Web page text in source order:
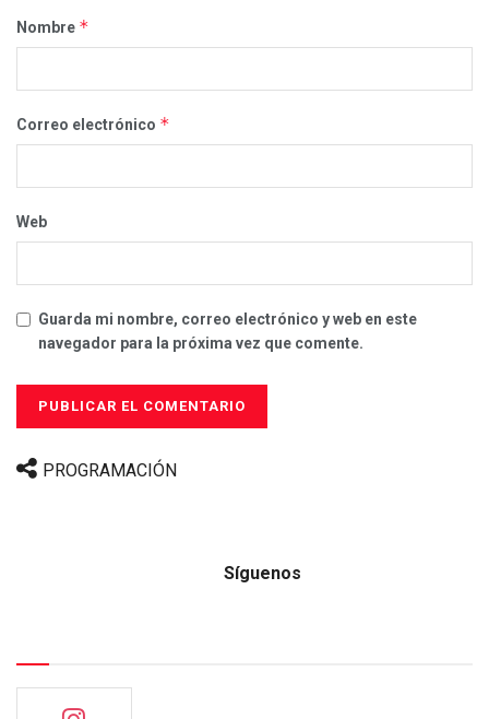
Nombre *
Correo electrónico *
Web
Guarda mi nombre, correo electrónico y web en este
navegador para la próxima vez que comente.
PROGRAMACIÓN
Síguenos